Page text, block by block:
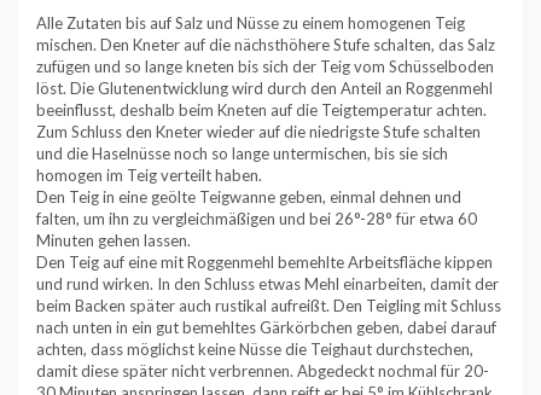
Alle Zutaten bis auf Salz und Nüsse zu einem homogenen Teig
mischen. Den Kneter auf die nächsthöhere Stufe schalten, das Salz
zufügen und so lange kneten bis sich der Teig vom Schüsselboden
löst. Die Glutenentwicklung wird durch den Anteil an Roggenmehl
beeinflusst, deshalb beim Kneten auf die Teigtemperatur achten.
Zum Schluss den Kneter wieder auf die niedrigste Stufe schalten
und die Haselnüsse noch so lange untermischen, bis sie sich
homogen im Teig verteilt haben.
Den Teig in eine geölte Teigwanne geben, einmal dehnen und
falten, um ihn zu vergleichmäßigen und bei 26°-28° für etwa 60
Minuten gehen lassen.
Den Teig auf eine mit Roggenmehl bemehlte Arbeitsfläche kippen
und rund wirken. In den Schluss etwas Mehl einarbeiten, damit der
beim Backen später auch rustikal aufreißt. Den Teigling mit Schluss
nach unten in ein gut bemehltes Gärkörbchen geben, dabei darauf
achten, dass möglichst keine Nüsse die Teighaut durchstechen,
damit diese später nicht verbrennen. Abgedeckt nochmal für 20-